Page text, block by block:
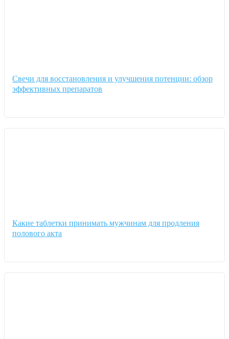
Свечи для восстановления и улучшения потенции: обзор
эффективных препаратов
Какие таблетки принимать мужчинам для продления
полового акта